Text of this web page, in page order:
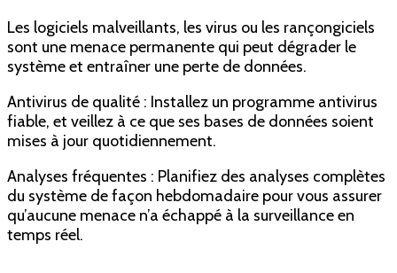
Les logiciels malveillants, les virus ou les rançongiciels
sont une menace permanente qui peut dégrader le
système et entraîner une perte de données.
Antivirus de qualité : Installez un programme antivirus
fiable, et veillez à ce que ses bases de données soient
mises à jour quotidiennement.
Analyses fréquentes : Planifiez des analyses complètes
du système de façon hebdomadaire pour vous assurer
qu’aucune menace n’a échappé à la surveillance en
temps réel.